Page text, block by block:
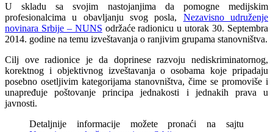
U skladu sa svojim nastojanjima da pomogne medijskim
profesionalcima u obavljanju svog posla, Nezavisno udruženje
novinara Srbije – NUNS održaće radionicu u utorak 30. Septembra
2014. godine na temu izveštavanja o ranjivim grupama stanovništva.
Cilj ove radionice je da doprinese razvoju nediskriminatornog,
korektnog i objektivnog izveštavanja o osobama koje pripadaju
posebno osetljivim kategorijama stanovništva, čime se promoviše i
unapređuje poštovanje principa jednakosti i jednakih prava u
javnosti.
Detaljnije informacije možete pronaći na sajtu